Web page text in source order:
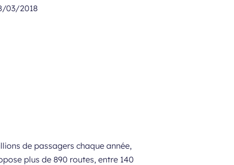
03/2018
de passagers chaque année,
plus de 890 routes, entre 140